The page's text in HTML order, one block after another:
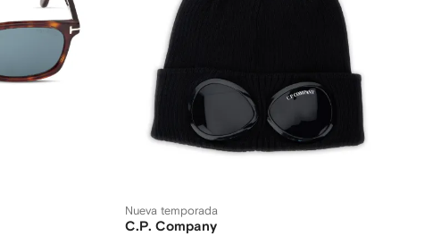
Nueva temporada
C.P. Company